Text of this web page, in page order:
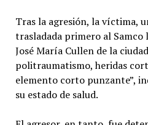
Tras la agresión, la víctima,
trasladada primero al
José María Cullen de la
politraumatismo, heridas
elemento corto punzante”,
su estado de salud.